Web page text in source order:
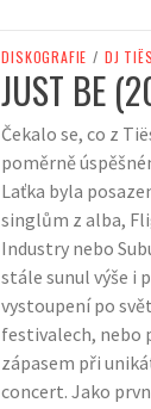
DISKOGRAFIE / DJ
JUST BE
Čekalo se, co z
poměrně
Laťka byla
singlům z alba,
Industry nebo
stále sunul výše i
vystoupení po
festivalech, nebo
zápasem při
concert. Jako